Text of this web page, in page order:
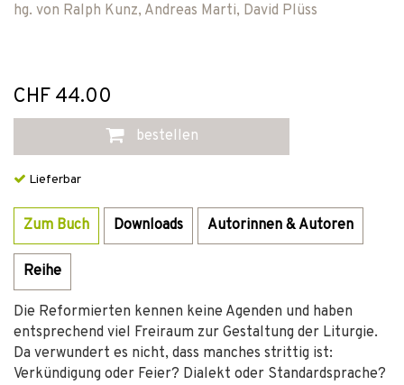
hg. von Ralph Kunz, Andreas Marti, David Plüss
CHF 44.00
bestellen
Lieferbar
Zum Buch Downloads Autorinnen & Autoren
Reihe
Die Reformierten kennen keine Agenden und haben
entsprechend viel Freiraum zur Gestaltung der Liturgie.
Da verwundert es nicht, dass manches strittig ist:
Verkündigung oder Feier? Dialekt oder Standardsprache?